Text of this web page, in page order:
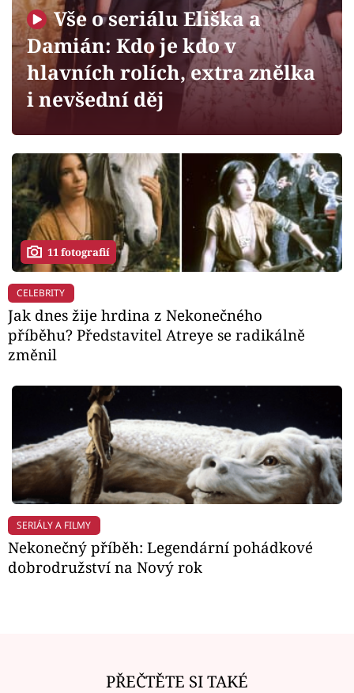
Sledujte prima+
Filmový festival Karlovy Vary
Mámy sobě
Přihlášení
Sledujte nás
Vše o seriálu Eliška a
Damián: Kdo je kdo v
hlavních rolích, extra znělka
i nevšední děj
11 fotografií
CELEBRITY
Jak dnes žije hrdina z Nekonečného
příběhu? Představitel Atreye se radikálně
změnil
SERIÁLY A FILMY
Nekonečný příběh: Legendární pohádkové
dobrodružství na Nový rok
PŘEČTĚTE SI TAKÉ